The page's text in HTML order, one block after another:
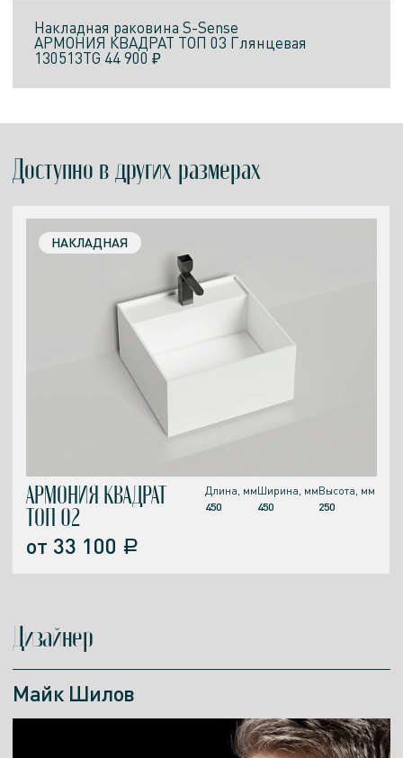
Накладная раковина S-Sense
АРМОНИЯ КВАДРАТ ТОП 03 Глянцевая
130513TG 44 900 ₽
Доступно в других размерах
НАКЛАДНАЯ
Длина, мм
450
Ширина, мм
450
Высота, мм
250
АРМОНИЯ КВАДРАТ
ТОП 02
от 33 100 a
Дизайнер
Майк Шилов